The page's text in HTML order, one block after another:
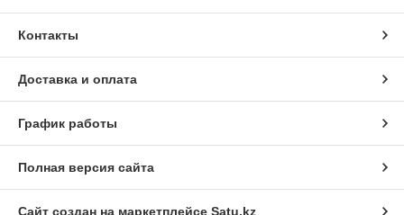
Контакты
Доставка и оплата
График работы
Полная версия сайта
Сайт создан на маркетплейсе Satu.kz